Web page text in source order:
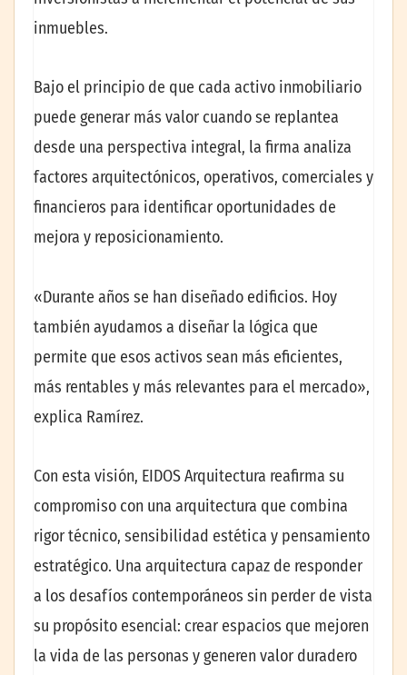
inmuebles.
Bajo el principio de que cada activo inmobiliario
puede generar más valor cuando se replantea
desde una perspectiva integral, la firma analiza
factores arquitectónicos, operativos, comerciales y
financieros para identificar oportunidades de
mejora y reposicionamiento.
«Durante años se han diseñado edificios. Hoy
también ayudamos a diseñar la lógica que
permite que esos activos sean más eficientes,
más rentables y más relevantes para el mercado»,
explica Ramírez.
Con esta visión, EIDOS Arquitectura reafirma su
compromiso con una arquitectura que combina
rigor técnico, sensibilidad estética y pensamiento
estratégico. Una arquitectura capaz de responder
a los desafíos contemporáneos sin perder de vista
su propósito esencial: crear espacios que mejoren
la vida de las personas y generen valor duradero